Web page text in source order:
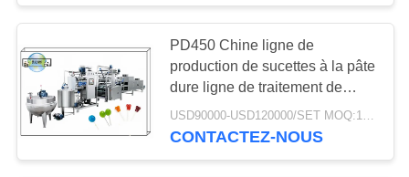
DE
QUALITÉ
CONTACTEZ-
Chaîne de
production
gommeuse
PD450 Chine ligne de
production de sucettes à la pâte
dure ligne de traitement de
sucettes à la pâte dure ligne de
fabrication de sucettes à la pâte
USD90000-USD120000/SET MOQ:1 jeu
CONTACTEZ-NOUS